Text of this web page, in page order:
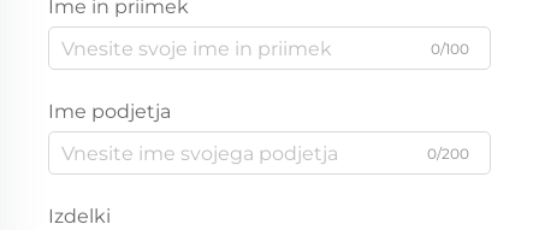
Ime in priimek
0/100
Ime podjetja
0/200
Izdelki